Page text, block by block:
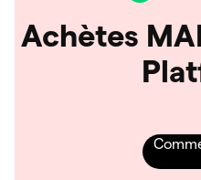
Achètes